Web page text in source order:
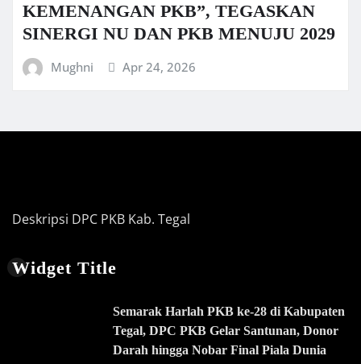
KEMENANGAN PKB”, TEGASKAN
SINERGI NU DAN PKB MENUJU 2029
Mughni Apr 24, 2026
Deskripsi DPC PKB Kab. Tegal
Widget Title
Semarak Harlah PKB ke-28 di Kabupaten
Tegal, DPC PKB Gelar Santunan, Donor
Darah hingga Nobar Final Piala Dunia